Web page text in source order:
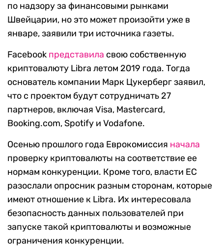
по надзору за финансовыми рынками
Швейцарии, но это может произойти уже в
январе, заявили три источника газеты.
Facebook представила свою собственную
криптовалюту Libra летом 2019 года. Тогда
основатель компании Марк Цукерберг заявил,
что с проектом будут сотрудничать 27
партнеров, включая Visa, Mastercard,
Booking.com, Spotify и Vodafone.
Осенью прошлого года Еврокомиссия начала
проверку криптовалюты на соответствие ее
нормам конкуренции. Кроме того, власти ЕС
разослали опросник разным сторонам, которые
имеют отношение к Libra. Их интересовала
безопасность данных пользователей при
запуске такой криптовалюты и возможные
ограничения конкуренции.